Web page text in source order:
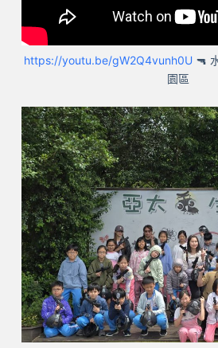
https://youtu.be/gW2Q4vunh0U 🔫
園區